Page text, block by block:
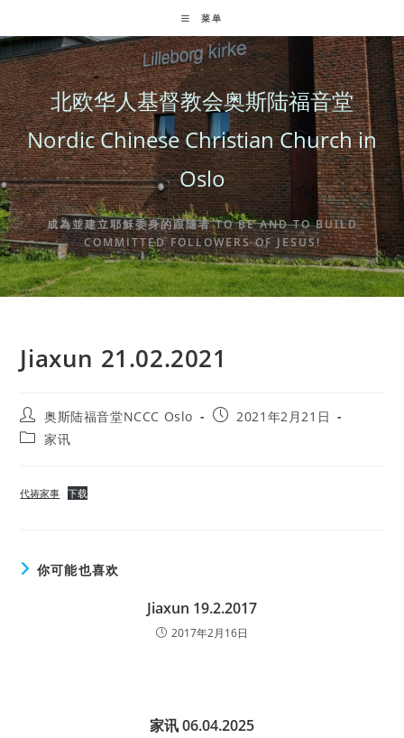
to
content
菜单
北欧华人基督教会奥斯陆福音堂
Nordic Chinese Christian Church in
Oslo
成為並建立耶穌委身的跟隨者 TO BE AND TO BUILD
COMMITTED FOLLOWERS OF JESUS!
Jiaxun 21.02.2021
Post
author:
奥斯陆福音堂NCCC Oslo
Post2021年2月21日
Post家讯
代祷家事 下载
你可能也喜欢
Jiaxun 19.2.2017
2017年2月16日
家讯 06.04.2025